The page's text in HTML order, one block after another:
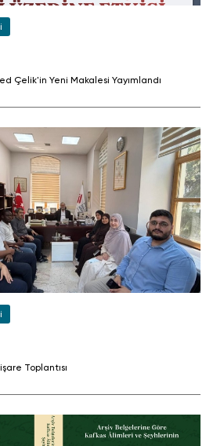
Çelik'in Yeni Makalesi Yayımlandı
Toplantısı